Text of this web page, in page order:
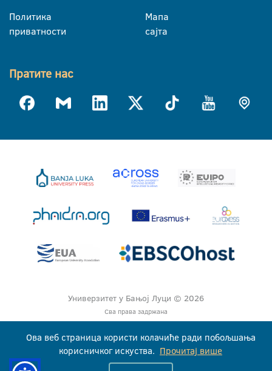
Политика
приватности
Мапа
сајта
Пратите нас
Универзитет у Бањој Луци © 2026
Сва права задржана
Ова веб страница користи колачиће ради побољшања
корисничког искуства. Прочитај више